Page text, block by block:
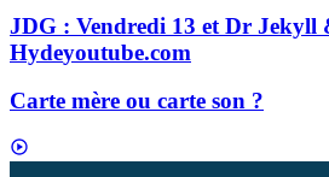
JDG : Vendredi 13 et Dr Jekyll
Hydeyoutube.com
Carte mère ou carte son ?